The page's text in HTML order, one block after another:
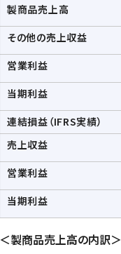
製商品売上高
その他の売上収益
営業利益
当期利益
連結損益（IFRS実績）
売上収益
営業利益
当期利益
＜製商品売上高の内訳＞